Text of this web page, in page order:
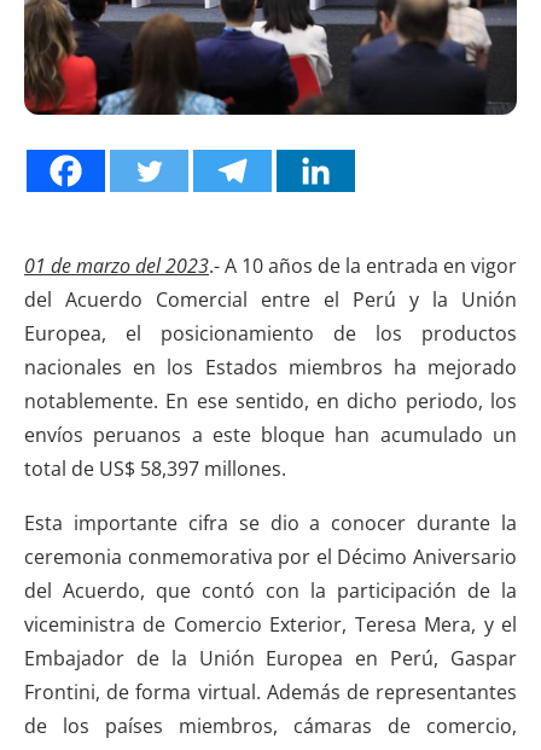
01 de marzo del 2023.- A 10 años de la entrada en vigor
del Acuerdo Comercial entre el Perú y la Unión
Europea, el posicionamiento de los productos
nacionales en los Estados miembros ha mejorado
notablemente. En ese sentido, en dicho periodo, los
envíos peruanos a este bloque han acumulado un
total de US$ 58,397 millones.
Esta importante cifra se dio a conocer durante la
ceremonia conmemorativa por el Décimo Aniversario
del Acuerdo, que contó con la participación de la
viceministra de Comercio Exterior, Teresa Mera, y el
Embajador de la Unión Europea en Perú, Gaspar
Frontini, de forma virtual. Además de representantes
de los países miembros, cámaras de comercio,